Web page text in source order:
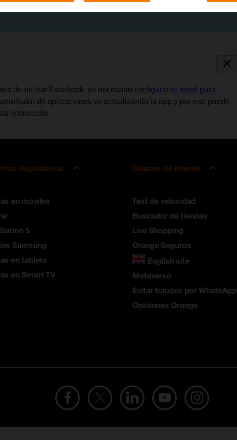
de utilizar Facebook, es necesario configurar el móvil para
de aplicaciones va actualizando la app y por eso puede
instrucción.
dispositivos
en móviles
5
Samsung
en tablets
en Smart TV
Enlaces de interés
Test de velocidad
Buscador de tiendas
Live Shopping
Orange Seguros
English site
Metaverso
Evitar fraudes por WhatsApp
Opiniones Orange